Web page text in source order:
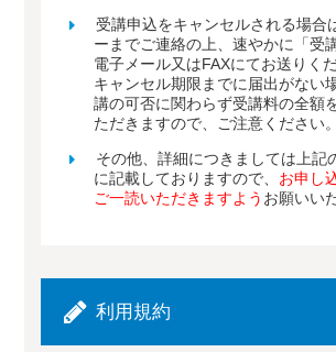
受講申込をキャンセルされる場合
ーまでご連絡の上、速やかに「受
電子メール又はFAXにてお送りく
キャンセル期限までに届出がない
講の可否に関わらず受講料の全額
ただきますので、ご注意ください。
その他、詳細につきましては上記
に記載しておりますので、 お申し
ご一読いただきますよう お願いい
利用規約